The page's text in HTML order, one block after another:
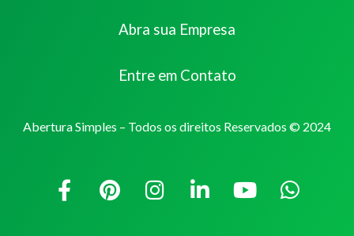
Abra sua Empresa
Entre em Contato
Abertura Simples – Todos os direitos Reservados © 2024